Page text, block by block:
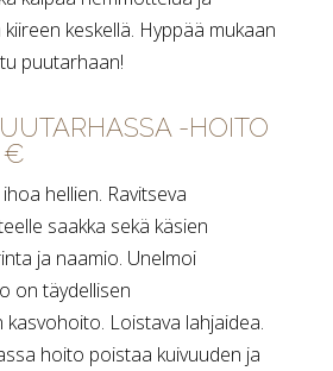
keskellä. Hyppää mukaan
puutarhaan!
-HOITO
€
hellien. Ravitseva
saakka sekä käsien
ja naamio. Unelmoi
on täydellisen
kasvohoito. Loistava lahjaidea.
hoito poistaa kuivuuden ja